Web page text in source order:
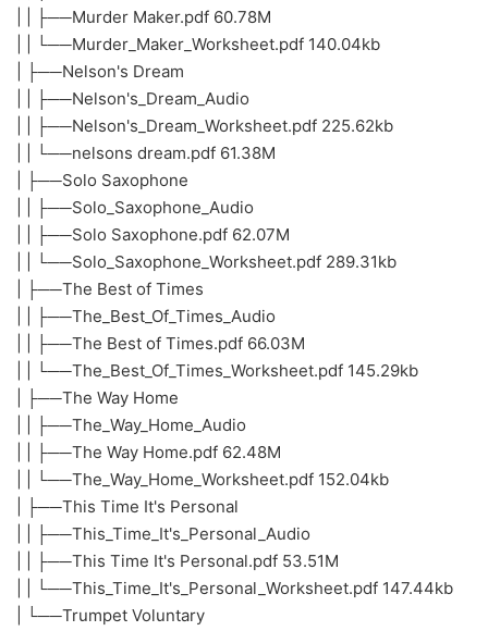
| | ├──Murder Maker.pdf 60.78M
| | └──Murder_Maker_Worksheet.pdf 140.04kb
| ├──Nelson's Dream
| | ├──Nelson's_Dream_Audio
| | ├──Nelson's_Dream_Worksheet.pdf 225.62kb
| | └──nelsons dream.pdf 61.38M
| ├──Solo Saxophone
| | ├──Solo_Saxophone_Audio
| | ├──Solo Saxophone.pdf 62.07M
| | └──Solo_Saxophone_Worksheet.pdf 289.31kb
| ├──The Best of Times
| | ├──The_Best_Of_Times_Audio
| | ├──The Best of Times.pdf 66.03M
| | └──The_Best_Of_Times_Worksheet.pdf 145.29kb
| ├──The Way Home
| | ├──The_Way_Home_Audio
| | ├──The Way Home.pdf 62.48M
| | └──The_Way_Home_Worksheet.pdf 152.04kb
| ├──This Time It's Personal
| | ├──This_Time_It's_Personal_Audio
| | ├──This Time It's Personal.pdf 53.51M
| | └──This_Time_It's_Personal_Worksheet.pdf 147.44kb
| └──Trumpet Voluntary